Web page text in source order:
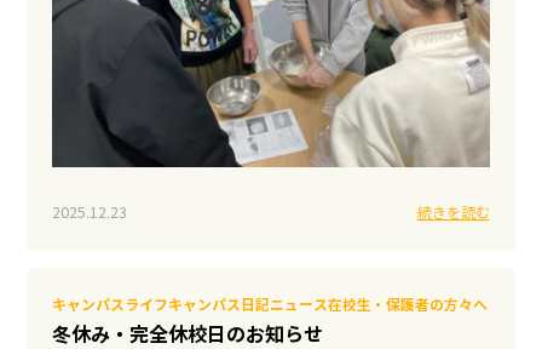
2025.12.23 続きを読む
キャンパスライフキャンパス日記ニュース在校生・保護者の方々へ
冬休み・完全休校日のお知らせ